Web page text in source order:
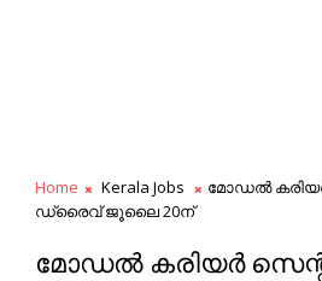
Home Kerala Jobs
മോഡൽ
ഡ്രൈവ് ജൂലൈ 20ന്
മോഡൽ കരിയർ